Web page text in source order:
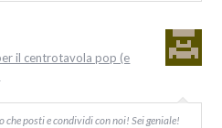
il centrotavola pop (e
posti e condividi con noi! Sei geniale!